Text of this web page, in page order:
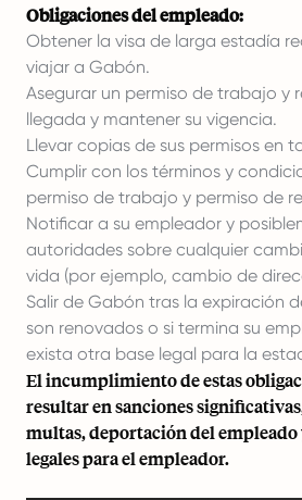
Obligaciones del empleado:
Obtener la visa de larga estadía
viajar a Gabón.
Asegurar un permiso de trabajo y
llegada y mantener su vigencia.
Llevar copias de sus permisos en
Cumplir con los términos y
permiso de trabajo y permiso de
Notificar a su empleador y
autoridades sobre cualquier
vida (por ejemplo, cambio de
Salir de Gabón tras la expiración
son renovados o si termina su
exista otra base legal para la
El incumplimiento de estas
resultar en sanciones
multas, deportación del
legales para el empleador.